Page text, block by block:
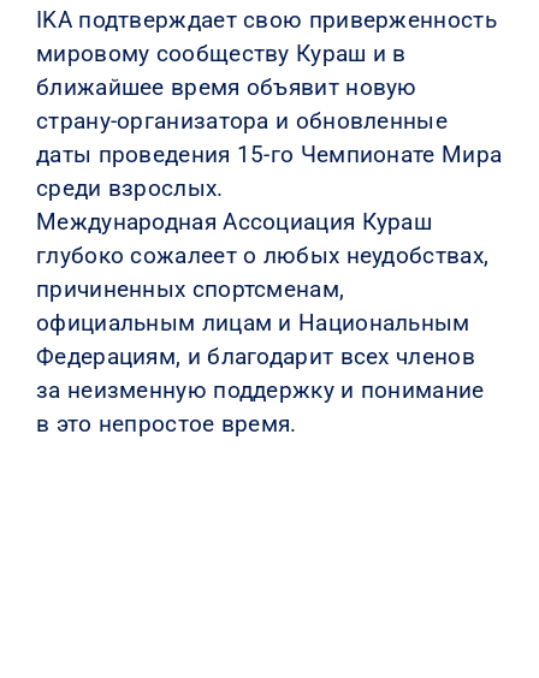
IKA подтверждает свою приверженность
мировому сообществу Кураш и в
ближайшее время объявит новую
страну-организатора и обновленные
даты проведения 15-го Чемпионате Мира
среди взрослых.
Международная Ассоциация Кураш
глубоко сожалеет о любых неудобствах,
причиненных спортсменам,
официальным лицам и Национальным
Федерациям, и благодарит всех членов
за неизменную поддержку и понимание
в это непростое время.